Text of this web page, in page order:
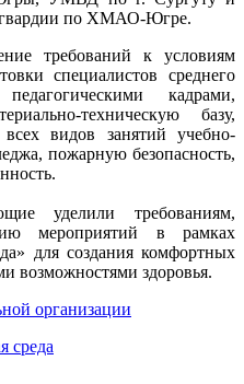
по ХМАО-Югре.
требований к условиям
специалистов среднего
кадрами,
техническую базу,
видов занятий учебно-
пожарную безопасность,
уделили требованиям,
мероприятий в рамках
для создания комфортных
возможностями здоровья.
организации
среда